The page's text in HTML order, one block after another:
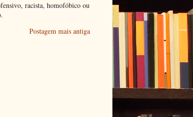
racista, homofóbico ou
Postagem mais antiga